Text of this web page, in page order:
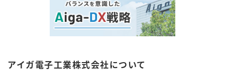
アイガ電子工業株式会社について